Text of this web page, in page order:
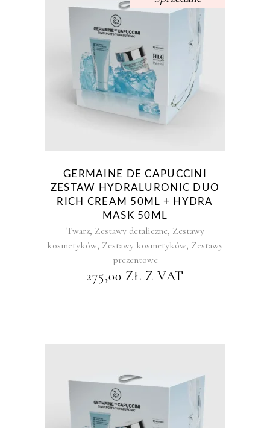
GERMAINE DE CAPUCCINI
ZESTAW HYDRALURONIC DUO
RICH CREAM 50ML + HYDRA
MASK 50ML
Twarz, Zestawy detaliczne, Zestawy
kosmetyków, Zestawy kosmetyków, Zestawy
prezentowe
275,00 ZŁ Z VAT